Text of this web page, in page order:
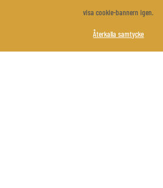
visa cookie-bannern igen.
Återkalla samtycke